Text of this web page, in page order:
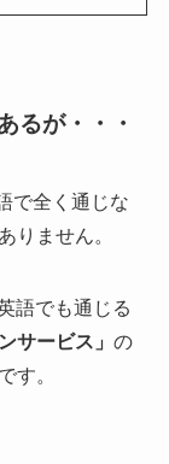
るが・・・
で全く通じな
りません。
語でも通じる
サービス」 の
す。